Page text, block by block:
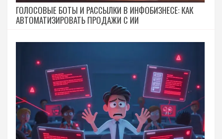
ГОЛОСОВЫЕ БОТЫ И РАССЫЛКИ В ИНФОБИЗНЕСЕ: КАК
АВТОМАТИЗИРОВАТЬ ПРОДАЖИ С ИИ